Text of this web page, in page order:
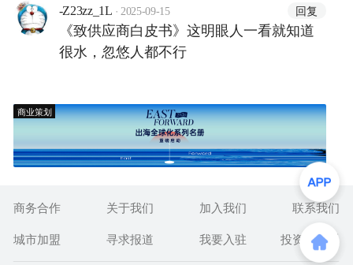
-Z23zz_1L · 2025-09-15 回复
《致供应商白皮书》这明眼人一看就知道
很水，忽悠人都不行
商业策划
商务合作 关于我们 加入我们
联系我们
城市加盟
寻求报道 我要入驻 投资者关系